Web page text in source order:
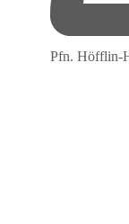
Pfn. Höfflin-